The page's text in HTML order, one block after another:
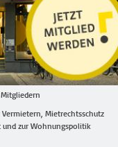
Mietrechtsschutz
zur Wohnungspolitik